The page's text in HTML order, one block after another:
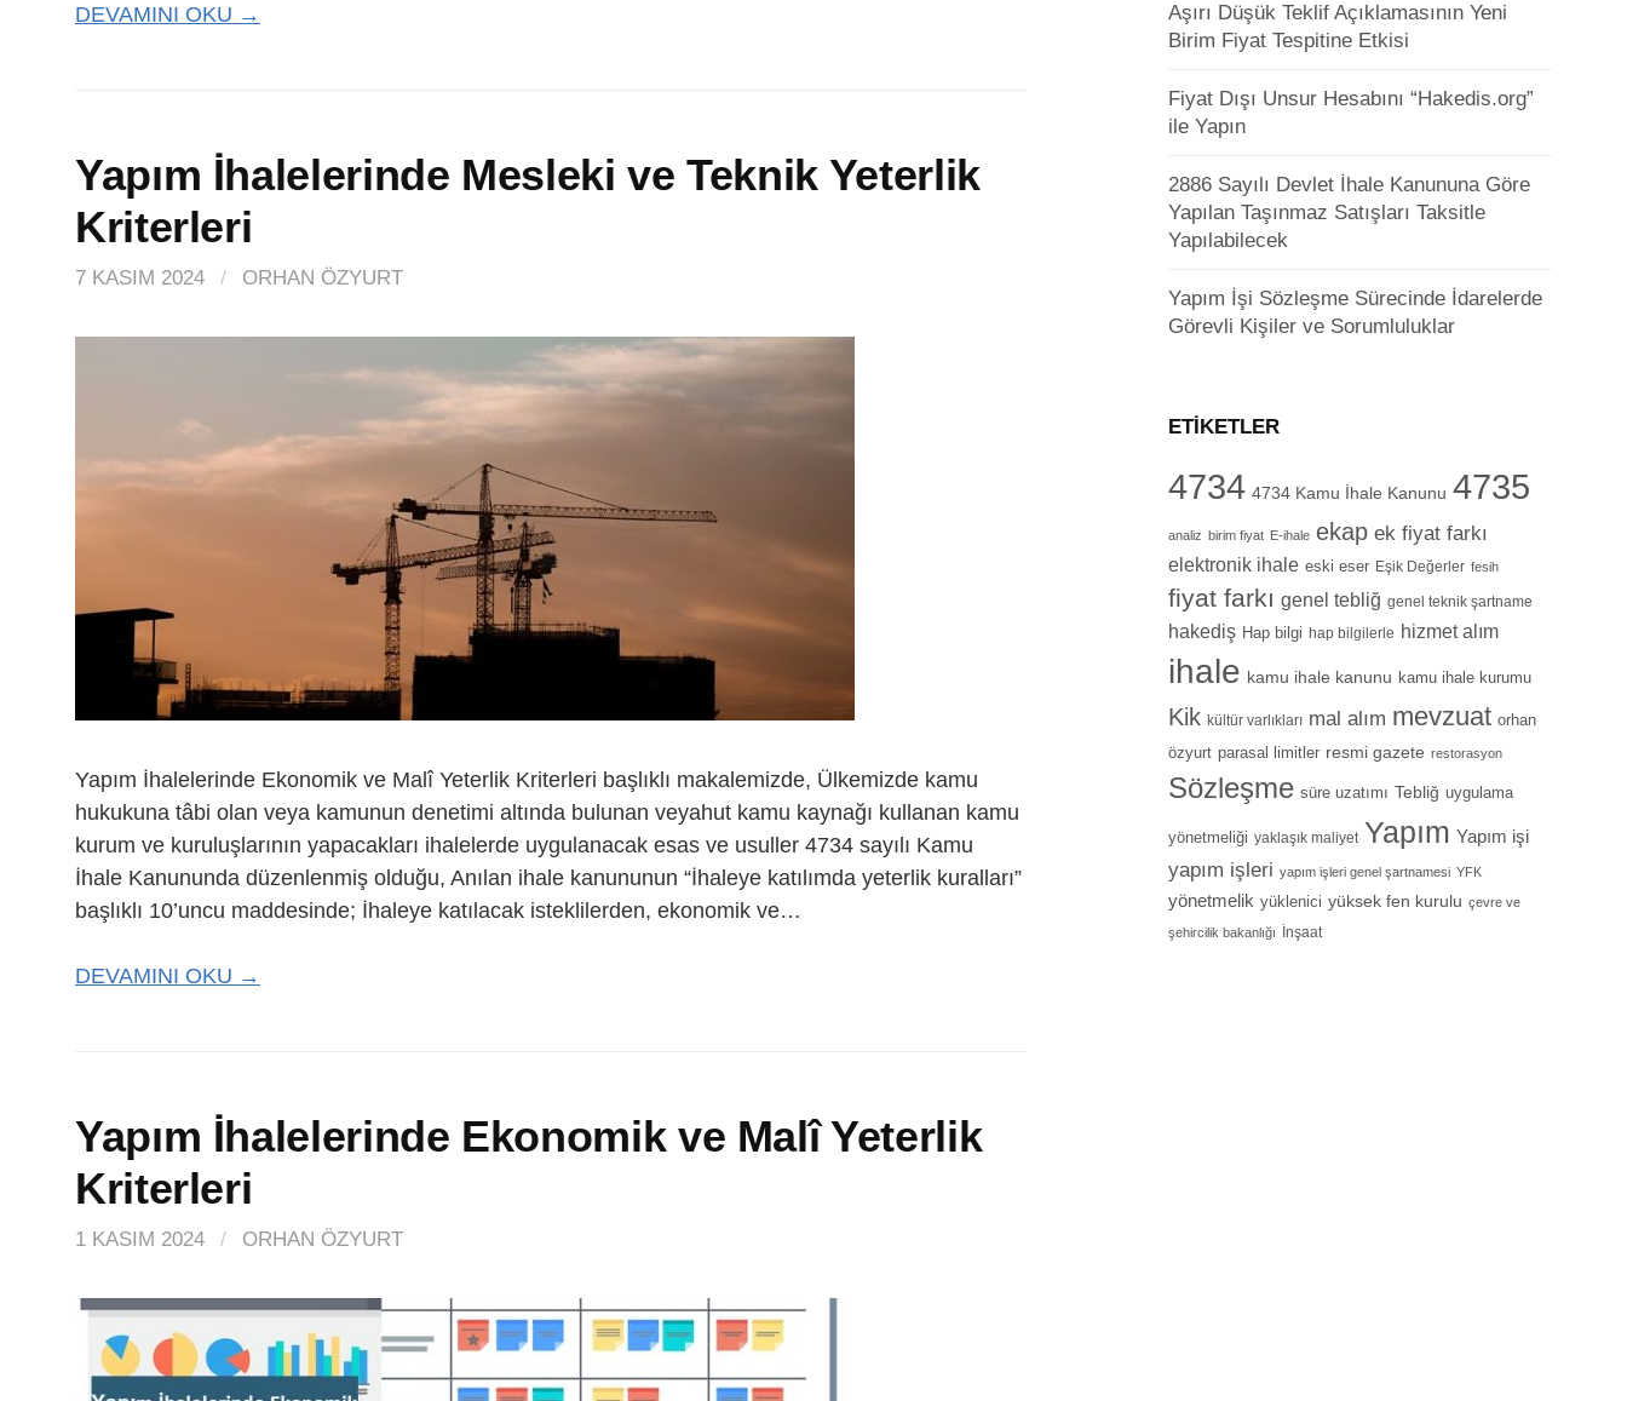
DEVAMINI OKU →
Yapım İhalelerinde Mesleki ve Teknik Yeterlik
Kriterleri
7 KASIM 2024 / ORHAN ÖZYURT
Yapım İhalelerinde Ekonomik ve Malî Yeterlik Kriterleri başlıklı makalemizde, Ülkemizde kamu
hukukuna tâbi olan veya kamunun denetimi altında bulunan veyahut kamu kaynağı kullanan kamu
kurum ve kuruluşlarının yapacakları ihalelerde uygulanacak esas ve usuller 4734 sayılı Kamu
İhale Kanununda düzenlenmiş olduğu, Anılan ihale kanununun “İhaleye katılımda yeterlik kuralları”
başlıklı 10’uncu maddesinde; İhaleye katılacak isteklilerden, ekonomik ve…
DEVAMINI OKU →
Yapım İhalelerinde Ekonomik ve Malî Yeterlik
Kriterleri
1 KASIM 2024 / ORHAN ÖZYURT
Aşırı Düşük Teklif Açıklamasının Yeni
Birim Fiyat Tespitine Etkisi
Fiyat Dışı Unsur Hesabını “Hakedis.org”
ile Yapın
2886 Sayılı Devlet İhale Kanununa Göre
Yapılan Taşınmaz Satışları Taksitle
Yapılabilecek
Yapım İşi Sözleşme Sürecinde İdarelerde
Görevli Kişiler ve Sorumluluklar
ETIKETLER
4734 4734 Kamu İhale Kanunu 4735
analiz birim fiyat E-ihale ekap ek fiyat farkı
elektronik ihale eski eser Eşik Değerler fesih
fiyat farkı genel tebliğ genel teknik şartname
hakediş Hap bilgi hap bilgilerle hizmet alım
ihale kamu ihale kanunu kamu ihale kurumu
Kik kültür varlıkları mal alım mevzuat orhan
özyurt parasal limitler resmi gazete restorasyon
Sözleşme süre uzatımı Tebliğ uygulama
yönetmeliği yaklaşık maliyet Yapım Yapım işi
yapım işleri yapım işleri genel şartnamesi YFK
yönetmelik yüklenici yüksek fen kurulu çevre ve
şehircilik bakanlığı İnşaat